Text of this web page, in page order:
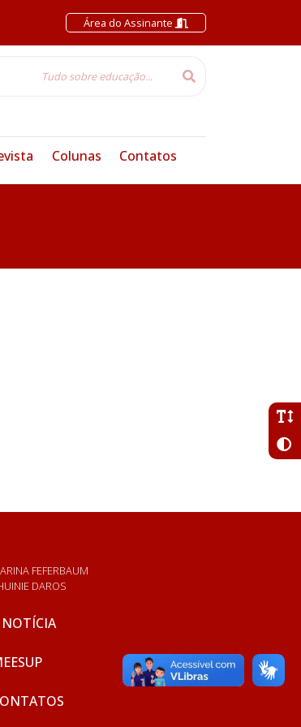
Área do Assinante
Colunas Contatos
FEFERBAUM
DAROS
NOTÍCIA